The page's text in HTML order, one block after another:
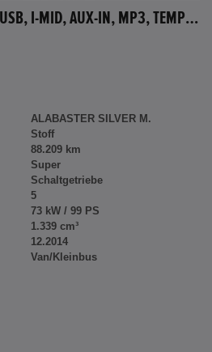
HONDA JAZZ 1.4 SI, CD, USB, I-MID, AUX-IN, MP3, TEMPOMAT
ALABASTER SILVER M.
Stoff
88.209 km
Super
Schaltgetriebe
5
73 kW / 99 PS
1.339 cm³
12.2014
Van/Kleinbus